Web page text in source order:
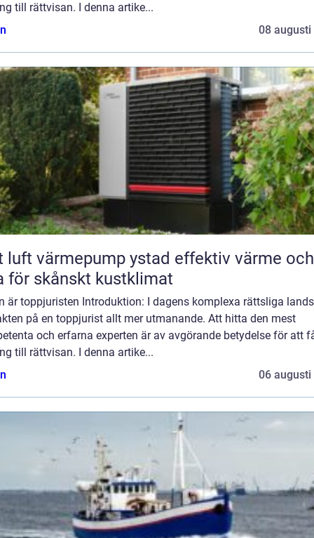
till rättvisan. I denna artike...
08 augusti
värmepump ystad effektiv värme och
för skånskt kustklimat
är toppjuristen Introduktion: I dagens komplexa rättsliga
på en toppjurist allt mer utmanande. Att hitta den mest
och erfarna experten är av avgörande betydelse för att
till rättvisan. I denna artike...
06 augusti